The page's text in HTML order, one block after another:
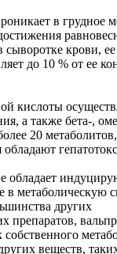
в грудное
сыворотке крови,
до 10 % от ее
кислоты
а также бета-,
20
обладает
метаболическую
других
препаратов,
собственного
веществ,